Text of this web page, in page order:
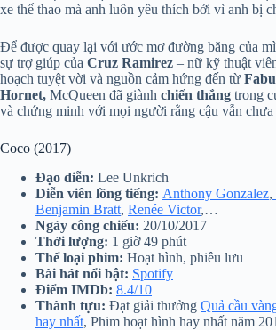
xe thể thao mà anh luôn yêu thích bởi vì anh bị
Để được quay lại với ước mơ đường băng của
sự trợ giúp của Cruz Ramirez – nữ kỹ thuật
hoạch tuyệt vời và nguồn cảm hứng đến từ
Hornet, McQueen đã giành chiến thắng trong
và chứng minh với mọi người rằng cậu vẫn chưa
Coco (2017)
Đạo diễn: Lee Unkrich
Diễn viên lồng tiếng: Anthony Gonzalez,
Benjamin Bratt, Renée Victor,…
Ngày công chiếu: 20/10/2017
Thời lượng: 1 giờ 49 phút
Thể loại phim: Hoạt hình, phiêu lưu
Bài hát nổi bật: Spotify
Điểm IMDb: 8.4/10
Thành tựu: Đạt giải thưởng Quả cầu
hay nhất, Phim hoạt hình hay nhất năm